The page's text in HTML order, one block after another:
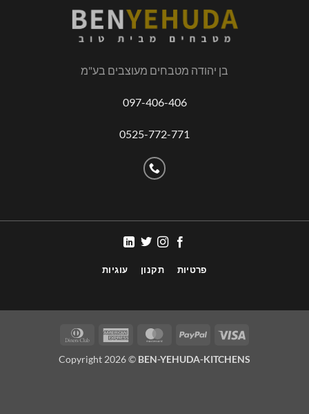
בן יהודה מטבחים מעוצבים בע"מ
097-406-406
0525-772-771
פרטיות תקנון עוגיות
Copyright 2026 © BEN-YEHUDA-KITCHENS